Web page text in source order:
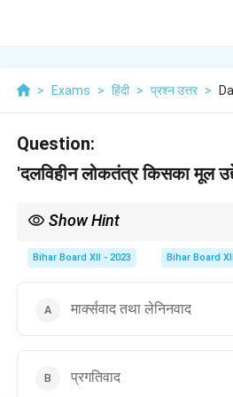
> Exams > हिंदी > प्रश्न उत्तर >
Question:
'दलविहीन लोकतंत्र किसका मूल
Show Hint
Bihar Board XII - 2023 Bihar Board XII
मार्क्सवाद तथा लेनिनवाद
प्रगतिवाद